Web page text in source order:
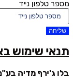
מספר טלפון נייד
שליחה
תנאי שימוש
בלו ג'ירף מדיה